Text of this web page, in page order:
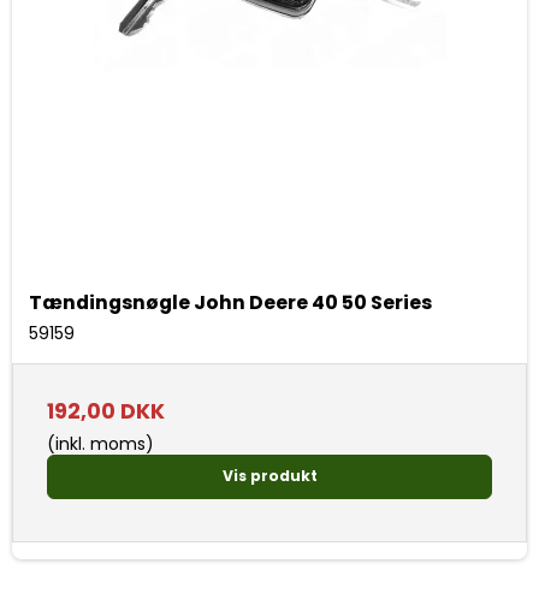
Tændingsnøgle John Deere 40 50 Series
59159
192,00 DKK
(inkl. moms)
Vis produkt